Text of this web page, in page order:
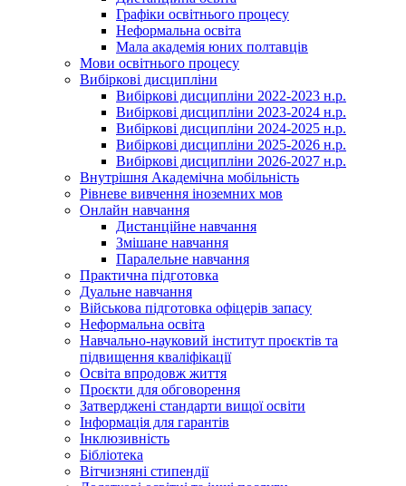
Графіки освітнього процесу
Неформальна освіта
Мала академія юних полтавців
Мови освітнього процесу
Вибіркові дисципліни
Вибіркові дисципліни 2022-2023 н.р.
Вибіркові дисципліни 2023-2024 н.р.
Вибіркові дисципліни 2024-2025 н.р.
Вибіркові дисципліни 2025-2026 н.р.
Вибіркові дисципліни 2026-2027 н.р.
Внутрішня Академічна мобільність
Рівневе вивчення іноземних мов
Онлайн навчання
Дистанційне навчання
Змішане навчання
Паралельне навчання
Практична підготовка
Дуальне навчання
Військова підготовка офіцерів запасу
Неформальна освіта
Навчально-науковий інститут проєктів та
підвищення кваліфікації
Освіта впродовж життя
Проєкти для обговорення
Затверджені стандарти вищої освіти
Інформація для гарантів
Інклюзивність
Бібліотека
Вітчизняні стипендії